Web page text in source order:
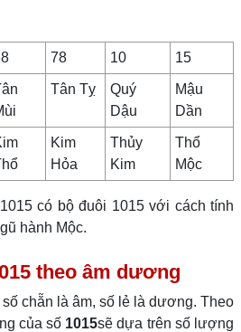
78 10 15
Tân Tỵ
Quý
Dậu
Mậu
Dần
Kim
Hỏa
Thủy
Kim
Thổ
Mộc
có bộ đuôi 1015 với cách tính
hành Mộc.
theo âm dương
chẵn là âm, số lẻ là dương. Theo
của số 1015sẽ dựa trên số lượng